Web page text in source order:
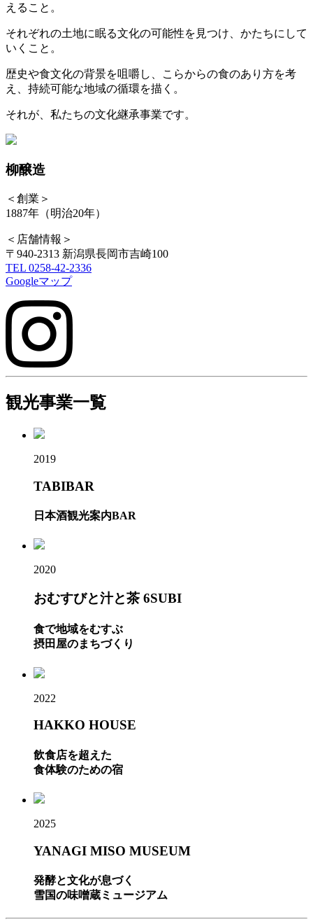
えること。
それぞれの土地に眠る文化の可能性を見つけ、かたちにして
いくこと。
歴史や食文化の背景を咀嚼し、こらからの食のあり方を考
え、持続可能な地域の循環を描く。
それが、私たちの文化継承事業です。
柳醸造
＜創業＞
1887年（明治20年）
＜店舗情報＞
〒940-2313 新潟県長岡市吉崎100
TEL 0258-42-2336
Googleマップ
観光事業一覧
2019
TABIBAR
日本酒観光案内BAR
2020
おむすびと汁と茶 6SUBI
食で地域をむすぶ
摂田屋のまちづくり
2022
HAKKO HOUSE
飲食店を超えた
食体験のための宿
2025
YANAGI MISO MUSEUM
発酵と文化が息づく
雪国の味噌蔵ミュージアム